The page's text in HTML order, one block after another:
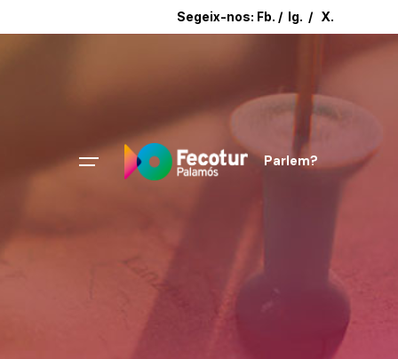
Segeix-nos: Fb. / Ig. / X.
Parlem?